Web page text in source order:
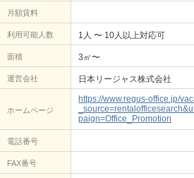
月額賃料
利用可能人数 1人 〜 10人以上対応可
面積 3㎡〜
運営会社 日本リージャス株式会社
ホームページ
https://www.regus-office.jp/
paign=Office_Promotion
電話番号
FAX番号